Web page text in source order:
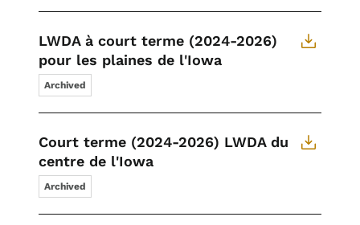
LWDA à court terme (2024-2026)
pour les plaines de l'Iowa
Archived
Court terme (2024-2026) LWDA du
centre de l'Iowa
Archived